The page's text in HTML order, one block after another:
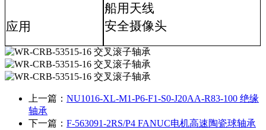
应用
船用天线
安全摄像头
上一篇： NU1016-XL-M1-P6-F1-S0-J20AA-R83-100 绝缘
轴承
下一篇： F-563091-2RS/P4 FANUC电机高速陶瓷球轴承